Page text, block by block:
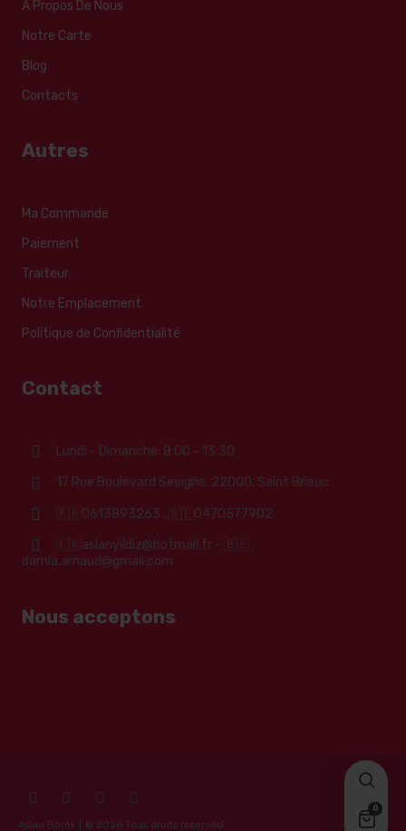
0
À Propos De Nous
Notre Carte
Blog
Contacts
Autres
Ma Commande
Paiement
Traiteur
Notre Emplacement
Politique de Confidentialité
Contact
Lundi - Dimanche: 8:00 - 13:30
17 Rue Boulevard Sevigne, 22000, Saint Brieuc
🇫🇷0613893263 , 🇧🇪0470577902
🇫🇷aslanyildiz@hotmail.fr - 🇧🇪
damla.arnaud@gmail.com
Nous acceptons
Aslan Börek | © 2026 Tous droits réservés!